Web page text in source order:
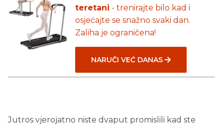
teretani - trenirajte bilo kad i
osjećajte se snažno svaki dan.
Zaliha je ograničena!
NARUČI VEĆ DANAS
Jutros vjerojatno niste dvaput promislili kad ste